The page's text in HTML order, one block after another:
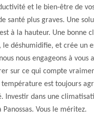
et le bien-être de
plus graves. Une
à la hauteur. Une bonne
déshumidifie, et crée un
nous engageons à vous
sur ce qui compte
est toujours
Investir dans une
Vous le méritez.